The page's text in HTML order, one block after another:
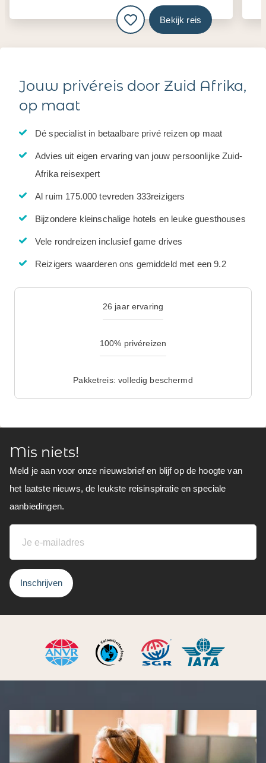
Bekijk reis
Jouw privéreis door Zuid Afrika,
op maat
Dé specialist in betaalbare privé reizen op maat
Advies uit eigen ervaring van jouw persoonlijke Zuid-
Afrika reisexpert
Al ruim 175.000 tevreden 333reizigers
Bijzondere kleinschalige hotels en leuke guesthouses
Vele rondreizen inclusief game drives
Reizigers waarderen ons gemiddeld met een 9.2
26 jaar ervaring
100% privéreizen
Pakketreis: volledig beschermd
Mis niets!
Meld je aan voor onze nieuwsbrief en blijf op de hoogte van
het laatste nieuws, de leukste reisinspiratie en speciale
aanbiedingen.
Inschrijven